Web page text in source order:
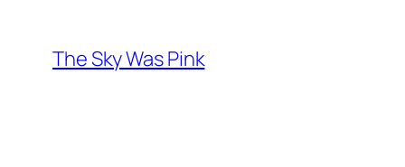
contenido
The Sky Was Pink